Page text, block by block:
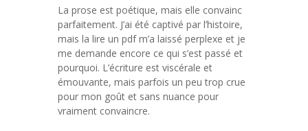
La prose est poétique, mais elle convainc
parfaitement. J’ai été captivé par l’histoire,
mais la lire un pdf m’a laissé perplexe et je
me demande encore ce qui s’est passé et
pourquoi. L’écriture est viscérale et
émouvante, mais parfois un peu trop crue
pour mon goût et sans nuance pour
vraiment convaincre.